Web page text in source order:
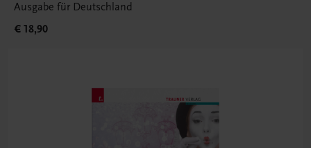
Ausgabe für Deutschland
€ 18,90